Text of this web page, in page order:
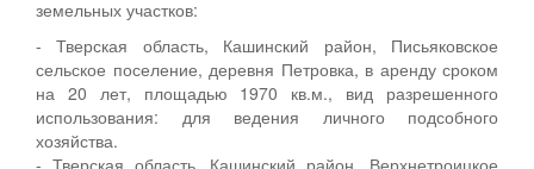
земельных участков:
- Тверская область, Кашинский район, Письяковское
сельское поселение, деревня Петровка, в аренду сроком
на 20 лет, площадью 1970 кв.м., вид разрешенного
использования: для ведения личного подсобного
хозяйства.
- Тверская область, Кашинский район, Верхнетроицкое